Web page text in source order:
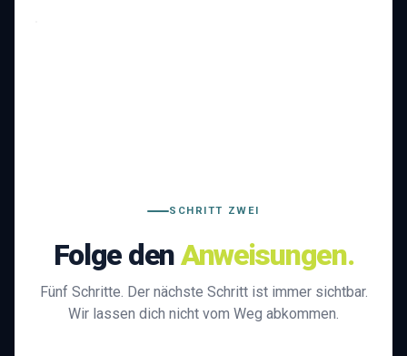
SCHRITT ZWEI
Folge denAnweisungen.
Fünf Schritte. Der nächste Schritt ist immer sichtbar.
Wir lassen dich nicht vom Weg abkommen.